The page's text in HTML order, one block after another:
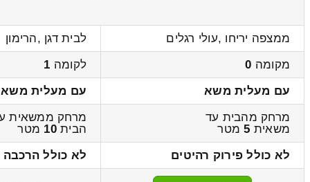
ממצפה יריחו ,עולי רגלים
לבית דגן ,הרימון
מקומה 0 לקומה 1
עם מעלית משא
עם מעלית משא
מרחק מהבית עד
משאית 5מטר
מרחק ממשאית
הבית10 מטר
לא כולל פירוק רהיטים
לא כולל הרכבה